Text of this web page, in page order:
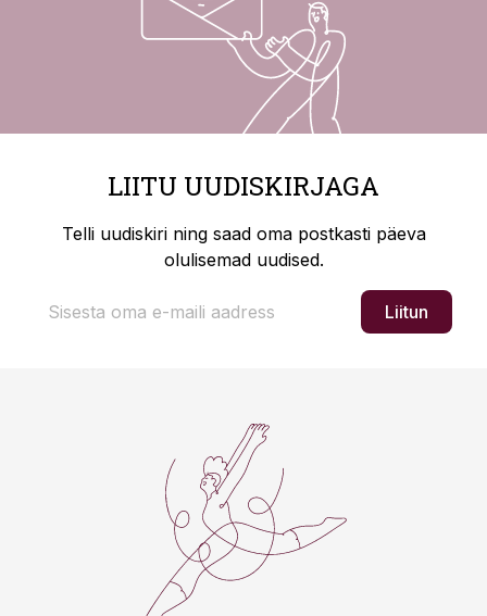
LIITU UUDISKIRJAGA
Telli uudiskiri ning saad oma postkasti päeva
olulisemad uudised.
Liitun